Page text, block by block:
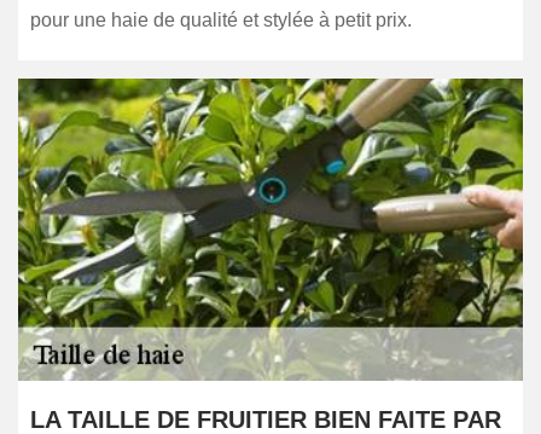
pour une haie de qualité et stylée à petit prix.
LA TAILLE DE FRUITIER BIEN FAITE PAR